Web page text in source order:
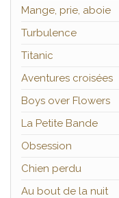
Mange, prie, aboie
Turbulence
Titanic
Aventures croisées
Boys over Flowers
La Petite Bande
Obsession
Chien perdu
Au bout de la nuit